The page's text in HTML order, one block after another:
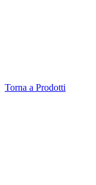
Torna a Prodotti